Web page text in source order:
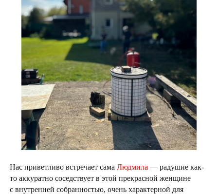
Нас приветливо встречает сама Людмила — радушие как-
то аккуратно соседствует в этой прекрасной женщине
с внутренней собранностью, очень характерной для